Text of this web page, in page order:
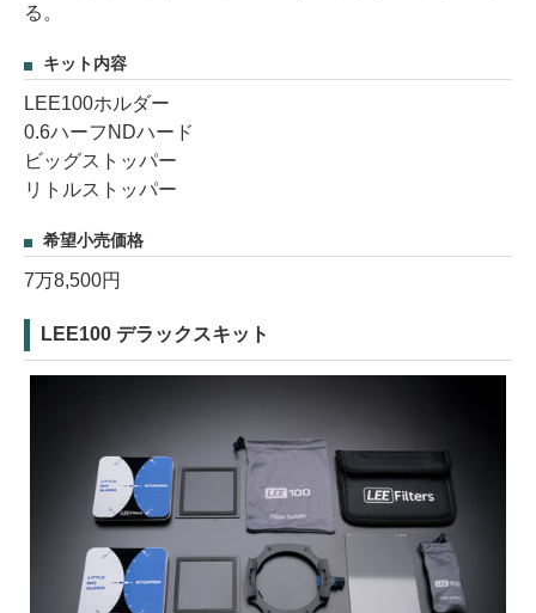
る。
キット内容
LEE100ホルダー
0.6ハーフNDハード
ビッグストッパー
リトルストッパー
希望小売価格
7万8,500円
LEE100 デラックスキット